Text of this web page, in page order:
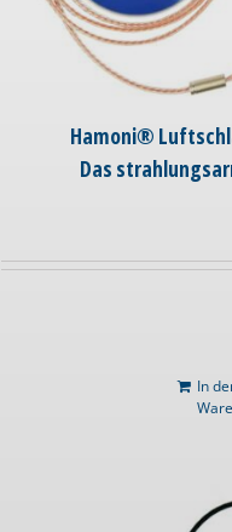
Hamoni®
Das
In